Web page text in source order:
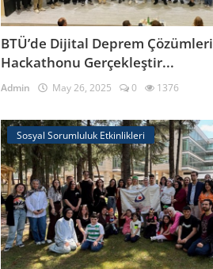
BTÜ’de Dijital Deprem Çözümleri
Hackathonu Gerçekleştir...
Admin May 26, 2025 0 1376
Sosyal Sorumluluk Etkinlikleri